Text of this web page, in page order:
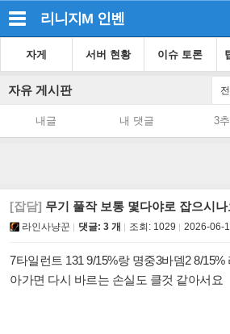
리니지M 인벤
자게 서버 현황 이슈 토론
자유 게시판
내글 내 댓글 3
[잡담] 무기 풀작 보통 몇다야로 잡으시
라인사냥꾼 댓글: 3 개 조회: 1029 2026-06-
7타일런트 131 9/15%랑 명중3바뎀2 8/
아가면 다시 바르는 손실도 클것 같아서요